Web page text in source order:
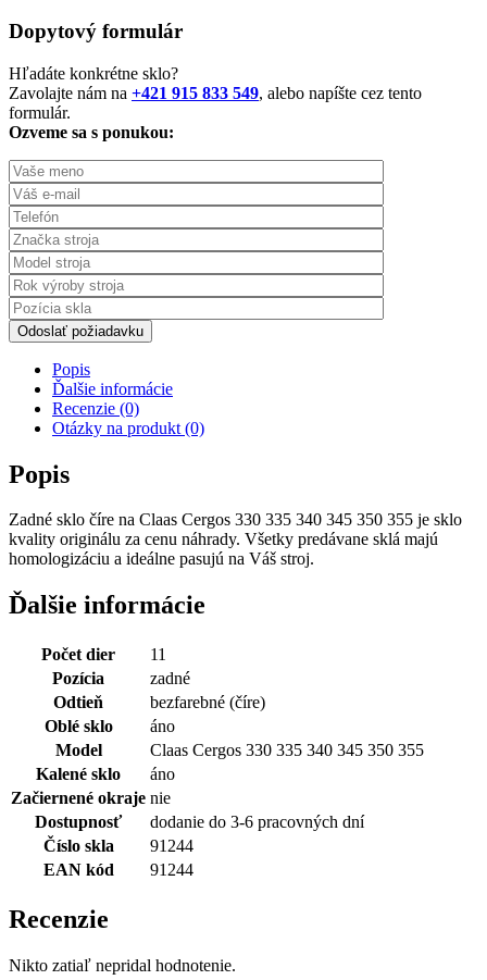
Dopytový formulár
Hľadáte konkrétne sklo?
Zavolajte nám na +421 915 833 549, alebo napíšte cez tento
formulár.
Ozveme sa s ponukou:
Odoslať požiadavku
Popis
Ďalšie informácie
Recenzie (0)
Otázky na produkt (0)
Popis
Zadné sklo číre na Claas Cergos 330 335 340 345 350 355 je sklo
kvality originálu za cenu náhrady. Všetky predávane sklá majú
homologizáciu a ideálne pasujú na Váš stroj.
Ďalšie informácie
Počet dier
11
Pozícia
zadné
Odtieň
bezfarebné (číre)
Oblé sklo
áno
Model
Claas Cergos 330 335 340 345 350 355
Kalené sklo
áno
Začiernené okraje nie
Dostupnosť
dodanie do 3-6 pracovných dní
Číslo skla
91244
EAN kód
91244
Recenzie
Nikto zatiaľ nepridal hodnotenie.